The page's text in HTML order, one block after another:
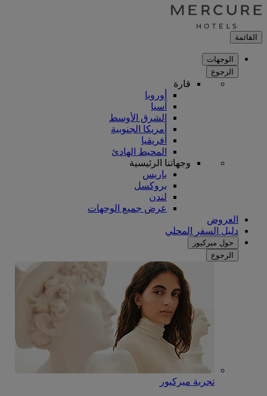
القائمة
الوجهات
الرجوع
قارة
أوروبا
آسيا
الشرق الأوسط
أمريكا الجنوبية
أفريقيا
المحيط الهادئ
وجهاتنا الرئيسية
باريس
بروكسل
لندن
عرض جميع الوجهات
العروض
دليل السفر المحلي
حول ميركيور
الرجوع
تجربة ميركيور